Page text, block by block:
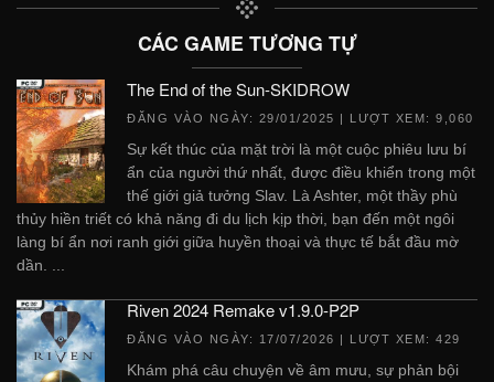
CÁC GAME TƯƠNG TỰ
The End of the Sun-SKIDROW
ĐĂNG VÀO NGÀY: 29/01/2025 | LƯỢT XEM: 9,060
Sự kết thúc của mặt trời là một cuộc phiêu lưu bí
ẩn của người thứ nhất, được điều khiển trong một
thế giới giả tưởng Slav. Là Ashter, một thầy phù
thủy hiền triết có khả năng đi du lịch kịp thời, bạn đến một ngôi
làng bí ẩn nơi ranh giới giữa huyền thoại và thực tế bắt đầu mờ
dần. ...
Riven 2024 Remake v1.9.0-P2P
ĐĂNG VÀO NGÀY: 17/07/2026 | LƯỢT XEM: 429
Khám phá câu chuyện về âm mưu, sự phản bội